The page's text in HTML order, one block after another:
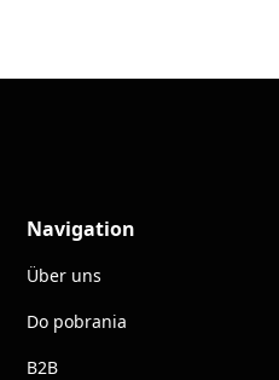
Navigation
Über uns
Do pobrania
B2B